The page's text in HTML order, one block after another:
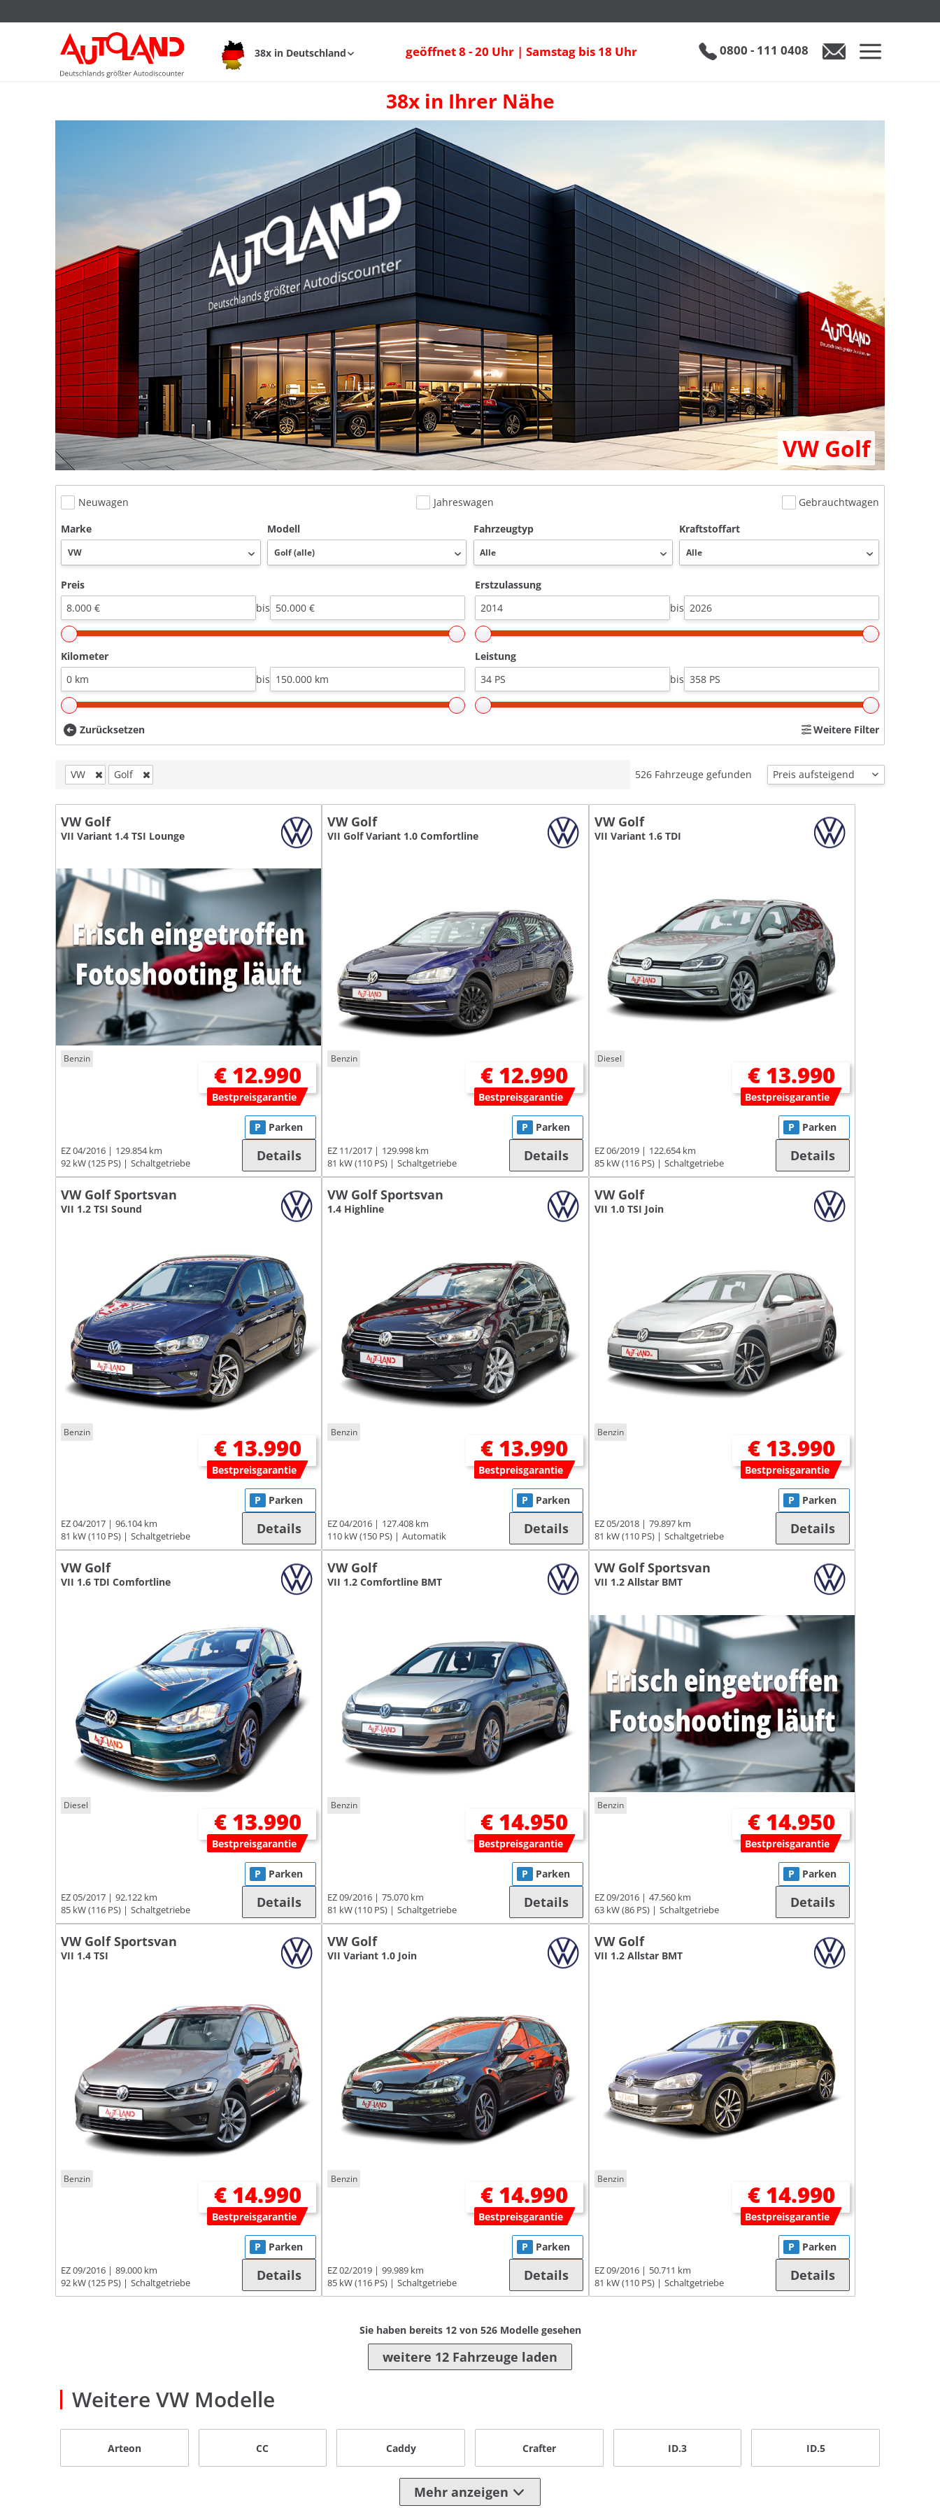
38x in Deutschland geöffnet 8 - 20 Uhr | Samstag bis 18 Uhr 0800 - 111 0408
38x in Ihrer Nähe
VW Golf
Neuwagen Jahreswagen
Gebrauchtwagen
Marke
Modell Fahrzeugtyp Kraftstoffart
Preis
bis
Erstzulassung
bis
Kilometer
bis
Leistung
bis
Zurücksetzen Weitere Filter
VW Golf 526 Fahrzeuge gefunden
VW Golf
VII Variant 1.4 TSI Lounge
Benzin
€ 12.990
Bestpreisgarantie
EZ 04/2016
129.854 km
92 kW (125 PS)
Schaltgetriebe
P Parken
Details
VW Golf
VII Golf Variant 1.0 Comfortline
Benzin
€ 12.990
Bestpreisgarantie
EZ 11/2017
129.998 km
81 kW (110 PS)
Schaltgetriebe
P Parken
Details
VW Golf
VII Variant 1.6 TDI
Diesel
€ 13.990
Bestpreisgarantie
EZ 06/2019
122.654 km
85 kW (116 PS)
Schaltgetriebe
P Parken
Details
VW Golf Sportsvan
VII 1.2 TSI Sound
Benzin
€ 13.990
Bestpreisgarantie
EZ 04/2017
96.104 km
81 kW (110 PS)
Schaltgetriebe
P Parken
Details
VW Golf Sportsvan
1.4 Highline
Benzin
€ 13.990
Bestpreisgarantie
EZ 04/2016
127.408 km
110 kW (150 PS)
Automatik
P Parken
Details
VW Golf
VII 1.0 TSI Join
Benzin
€ 13.990
Bestpreisgarantie
EZ 05/2018
79.897 km
81 kW (110 PS)
Schaltgetriebe
P Parken
Details
VW Golf
VII 1.6 TDI Comfortline
Diesel
€ 13.990
Bestpreisgarantie
EZ 05/2017
92.122 km
85 kW (116 PS)
Schaltgetriebe
P Parken
Details
VW Golf
VII 1.2 Comfortline BMT
Benzin
€ 14.950
Bestpreisgarantie
EZ 09/2016
75.070 km
81 kW (110 PS)
Schaltgetriebe
P Parken
Details
VW Golf Sportsvan
VII 1.2 Allstar BMT
Benzin
€ 14.950
Bestpreisgarantie
EZ 09/2016
47.560 km
63 kW (86 PS)
Schaltgetriebe
P Parken
Details
VW Golf Sportsvan
VII 1.4 TSI
Benzin
€ 14.990
Bestpreisgarantie
EZ 09/2016
89.000 km
92 kW (125 PS)
Schaltgetriebe
P Parken
Details
VW Golf
VII Variant 1.0 Join
Benzin
€ 14.990
Bestpreisgarantie
EZ 02/2019
99.989 km
85 kW (116 PS)
Schaltgetriebe
P Parken
Details
VW Golf
VII 1.2 Allstar BMT
Benzin
€ 14.990
Bestpreisgarantie
EZ 09/2016
50.711 km
81 kW (110 PS)
Schaltgetriebe
P Parken
Details
Sie haben bereits 12von 526Modelle gesehen
weitere 12 Fahrzeuge laden
Weitere VW Modelle
Arteon CC Caddy Crafter ID.3 ID.5
Mehr anzeigen